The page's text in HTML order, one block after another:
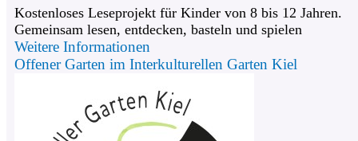
Kostenloses Leseprojekt für Kinder von 8 bis 12 Jahren.
Gemeinsam lesen, entdecken, basteln und spielen
Weitere Informationen
Offener Garten im Interkulturellen Garten Kiel